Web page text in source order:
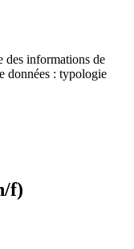
des informations de
données : typologie
f)